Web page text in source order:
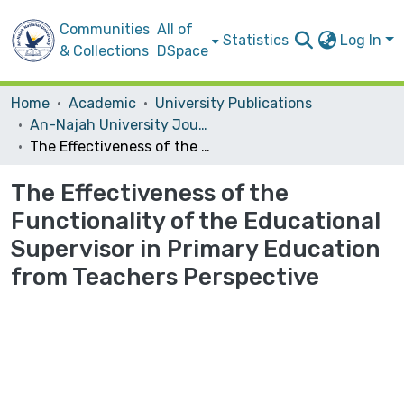
Communities
& Collections
All of
DSpace
Statistics Log In
Home Academic
University Publications
An-Najah University Journal for Research - B (Humanities)
The Effectiveness of the Functionality of the Educational Supervisor in Primary Education from Teachers Perspective
The Effectiveness of the
Functionality of the Educational
Supervisor in Primary Education
from Teachers Perspective